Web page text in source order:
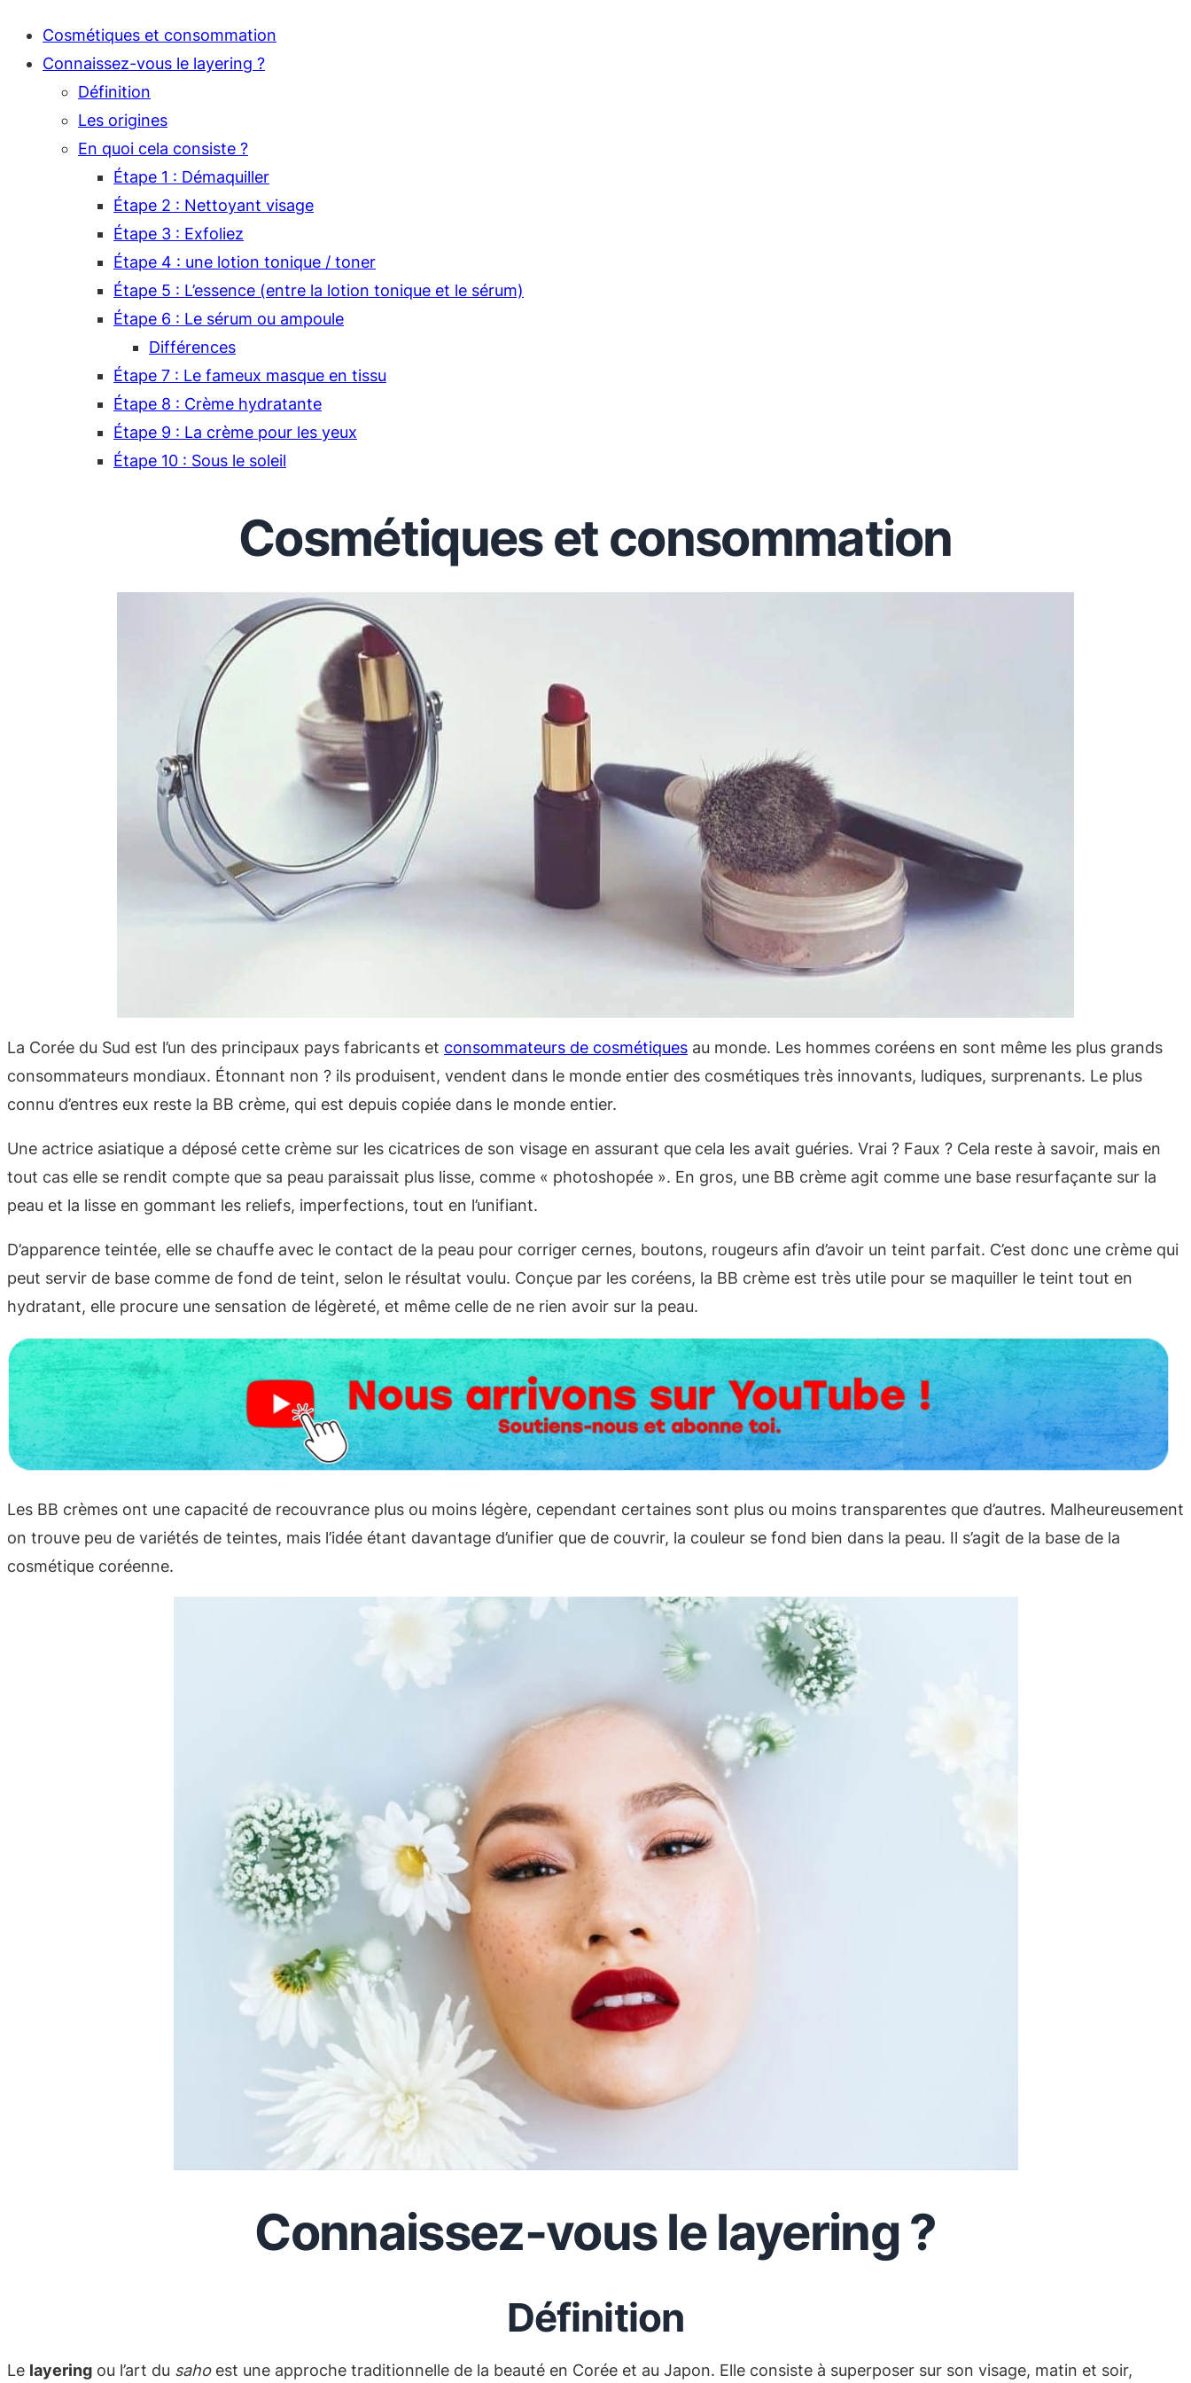
Cosmétiques et consommation
Connaissez-vous le layering ?
Définition
Les origines
En quoi cela consiste ?
Étape 1 : Démaquiller
Étape 2 : Nettoyant visage
Étape 3 : Exfoliez
Étape 4 : une lotion tonique / toner
Étape 5 : L’essence (entre la lotion tonique et le sérum)
Étape 6 : Le sérum ou ampoule
Différences
Étape 7 : Le fameux masque en tissu
Étape 8 : Crème hydratante
Étape 9 : La crème pour les yeux
Étape 10 : Sous le soleil
Cosmétiques et consommation
La Corée du Sud est l’un des principaux pays fabricants et consommateurs de cosmétiques au monde. Les hommes coréens en sont même les plus grands
consommateurs mondiaux. Étonnant non ? ils produisent, vendent dans le monde entier des cosmétiques très innovants, ludiques, surprenants. Le plus
connu d’entres eux reste la BB crème, qui est depuis copiée dans le monde entier.
Une actrice asiatique a déposé cette crème sur les cicatrices de son visage en assurant que cela les avait guéries. Vrai ? Faux ? Cela reste à savoir, mais en
tout cas elle se rendit compte que sa peau paraissait plus lisse, comme « photoshopée ». En gros, une BB crème agit comme une base resurfaçante sur la
peau et la lisse en gommant les reliefs, imperfections, tout en l’unifiant.
D’apparence teintée, elle se chauffe avec le contact de la peau pour corriger cernes, boutons, rougeurs afin d’avoir un teint parfait. C’est donc une crème qui
peut servir de base comme de fond de teint, selon le résultat voulu. Conçue par les coréens, la BB crème est très utile pour se maquiller le teint tout en
hydratant, elle procure une sensation de légèreté, et même celle de ne rien avoir sur la peau.
Les BB crèmes ont une capacité de recouvrance plus ou moins légère, cependant certaines sont plus ou moins transparentes que d’autres. Malheureusement
on trouve peu de variétés de teintes, mais l’idée étant davantage d’unifier que de couvrir, la couleur se fond bien dans la peau. Il s’agit de la base de la
cosmétique coréenne.
Connaissez-vous le layering ?
Définition
Le layering ou l’art du sahoest une approche traditionnelle de la beauté en Corée et au Japon. Elle consiste à superposer sur son visage, matin et soir,